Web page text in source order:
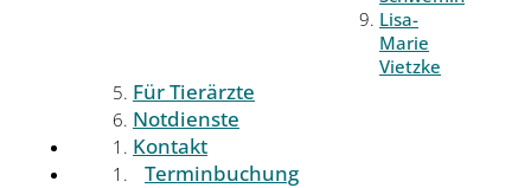
Lisa-
Marie
Vietzke
Für Tierärzte
Notdienste
Kontakt
Terminbuchung